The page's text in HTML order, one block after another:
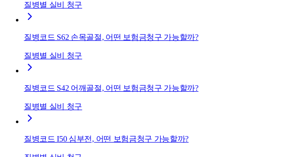
질병별 실비 청구
질병코드 S62 손목골절, 어떤 보험금청구 가능할까?
질병별 실비 청구
질병코드 S42 어깨골절, 어떤 보험금청구 가능할까?
질병별 실비 청구
질병코드 I50 심부전, 어떤 보험금청구 가능할까?